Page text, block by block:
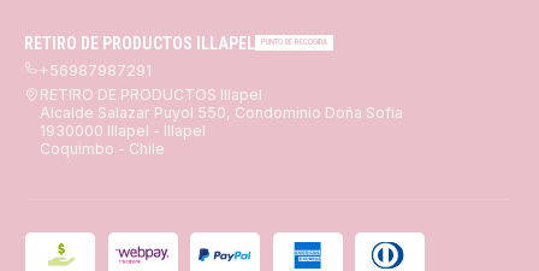
RETIRO DE PRODUCTOS ILLAPEL PUNTO DE RECOGIDA
+56987987291
RETIRO DE PRODUCTOS Illapel
Alcalde Salazar Puyol 550, Condominio Doña Sofia
1930000 Illapel - Illapel
Coquimbo - Chile